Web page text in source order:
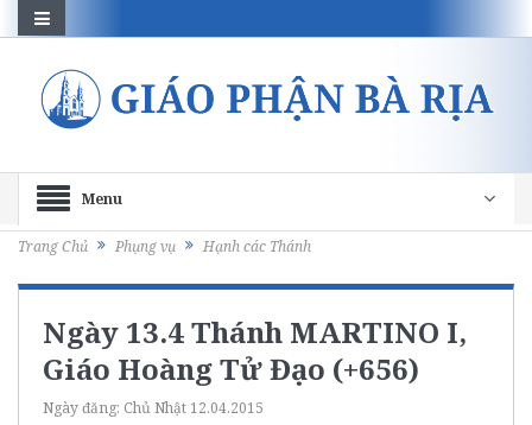
Menu
Trang Chủ Phụng vụ Hạnh các Thánh
Ngày 13.4 Thánh MARTINO I,
Giáo Hoàng Tử Đạo (+656)
Ngày đăng: Chủ Nhật 12.04.2015